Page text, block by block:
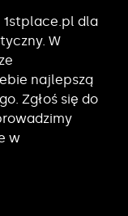
dla
W
najlepszą
Zgłoś się do
w